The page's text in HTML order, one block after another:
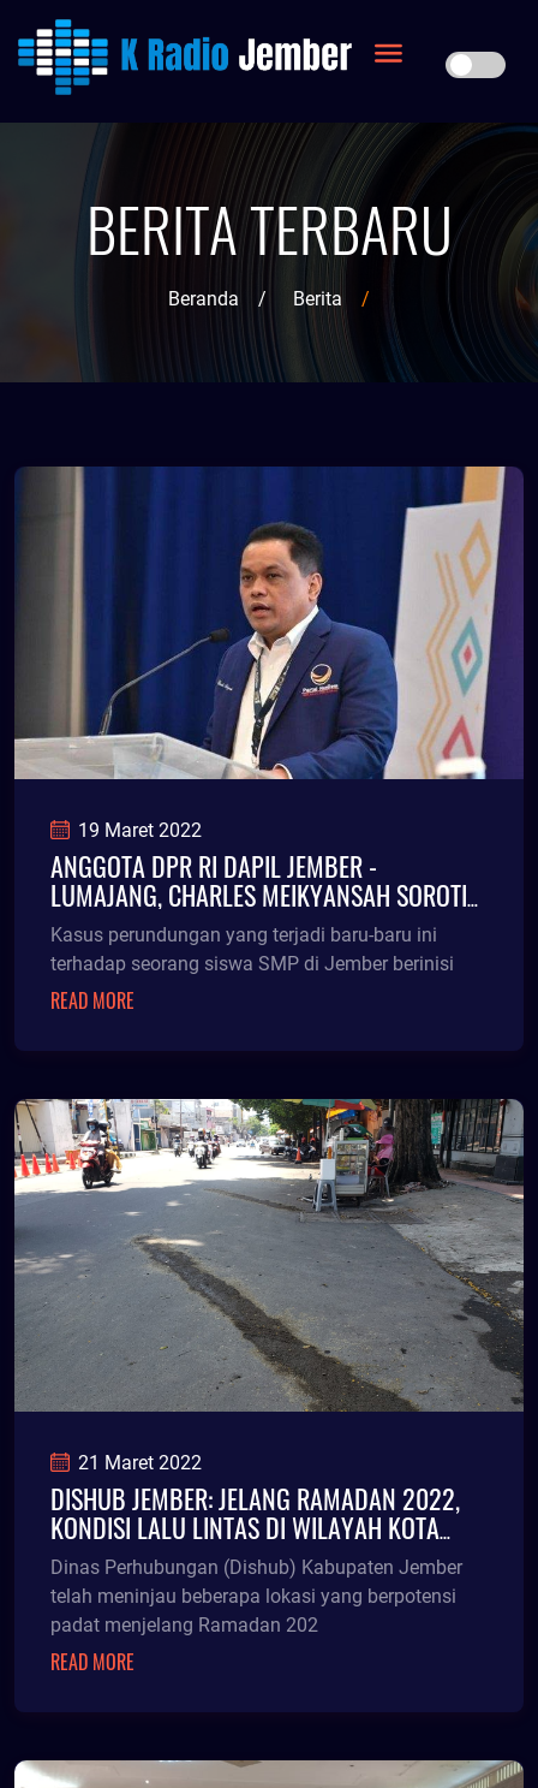
BERITA TERBARU
Beranda / Berita /
19 Maret 2022
ANGGOTA DPR RI DAPIL JEMBER -
LUMAJANG, CHARLES MEIKYANSAH SOROTI
KASUS PERUNDUNGAN SISWA SMP DI
JEMBER
Kasus perundungan yang terjadi baru-baru ini
terhadap seorang siswa SMP di Jember berinisi
READ MORE
21 Maret 2022
DISHUB JEMBER: JELANG RAMADAN 2022,
KONDISI LALU LINTAS DI WILAYAH KOTA
SUDAH IDEAL
Dinas Perhubungan (Dishub) Kabupaten Jember
telah meninjau beberapa lokasi yang berpotensi
padat menjelang Ramadan 202
READ MORE